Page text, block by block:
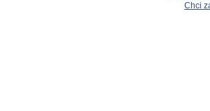
Chci